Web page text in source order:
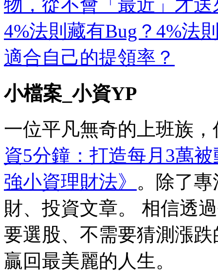
物，從不會「最近」才送
4%法則藏有Bug？4%法
適合自己的提領率？
小檔案_小資YP
一位平凡無奇的上班族
資5分鐘：打造每月3萬
強小資理財法》 。除了
財、投資文章。 相信透
要選股、不需要猜測漲
贏回最美麗的人生。